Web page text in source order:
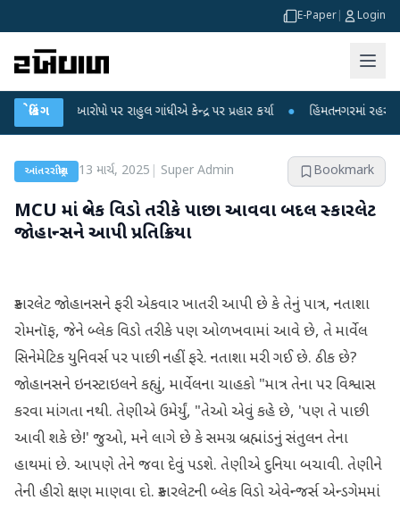
E-Paper Login
બ્રેકિંગ
આરોપો પર રાહુલ ગાંધીએ કેન્દ્ર પર પ્રહાર કર્યા ● હિંમતનગરમાં રહસ્યમય વાયરસ કે
આંતરરાષ્ટ્રીય 13 માર્ચ, 2025 Super Admin Bookmark
MCU માં બ્લેક વિડો તરીકે પાછા આવવા બદલ સ્કારલેટ
જોહાન્સને આપી પ્રતિક્રિયા
સ્કારલેટ જોહાનસને ફરી એકવાર ખાતરી આપી છે કે તેનું પાત્ર, નતાશા
રોમનૉફ, જેને બ્લેક વિડો તરીકે પણ ઓળખવામાં આવે છે, તે માર્વેલ
સિનેમેટિક યુનિવર્સ પર પાછી નહીં ફરે. નતાશા મરી ગઈ છે. ઠીક છે?
જોહાનસને ઇનસ્ટાઇલને કહ્યું, માર્વેલના ચાહકો "માત્ર તેના પર વિશ્વાસ
કરવા માંગતા નથી. તેણીએ ઉમેર્યું, "તેઓ એવું કહે છે, 'પણ તે પાછી
આવી શકે છે!' જુઓ, મને લાગે છે કે સમગ્ર બ્રહ્માંડનું સંતુલન તેના
હાથમાં છે. આપણે તેને જવા દેવું પડશે. તેણીએ દુનિયા બચાવી. તેણીને
તેની હીરો ક્ષણ માણવા દો. સ્કારલેટની બ્લેક વિડો એવેન્જર્સ એન્ડગેમમાં